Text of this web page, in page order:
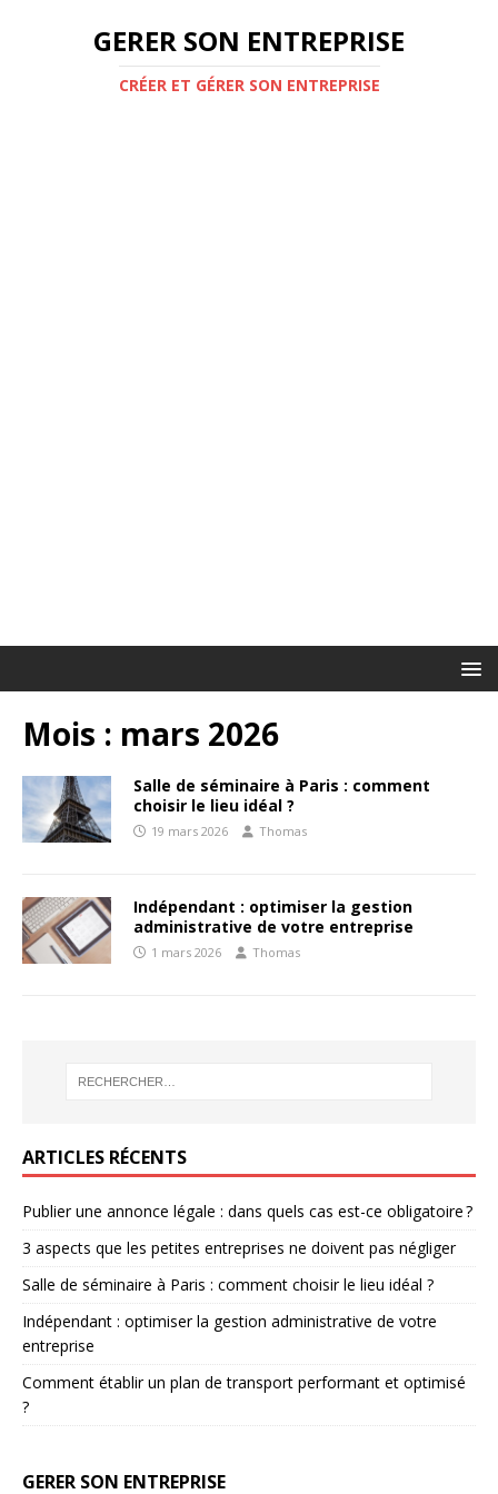
GERER SON ENTREPRISE
CRÉER ET GÉRER SON ENTREPRISE
Mois : mars 2026
Salle de séminaire à Paris : comment
choisir le lieu idéal ?
19 mars 2026 Thomas
Indépendant : optimiser la gestion
administrative de votre entreprise
1 mars 2026 Thomas
ARTICLES RÉCENTS
Publier une annonce légale : dans quels cas est-ce obligatoire ?
3 aspects que les petites entreprises ne doivent pas négliger
Salle de séminaire à Paris : comment choisir le lieu idéal ?
Indépendant : optimiser la gestion administrative de votre
entreprise
Comment établir un plan de transport performant et optimisé
?
GERER SON ENTREPRISE